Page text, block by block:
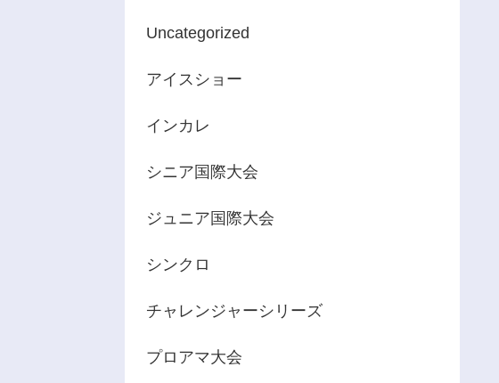
Uncategorized
アイスショー
インカレ
シニア国際大会
ジュニア国際大会
シンクロ
チャレンジャーシリーズ
プロアマ大会